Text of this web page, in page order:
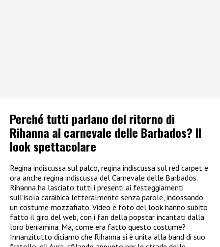
Perché tutti parlano del ritorno di
Rihanna al carnevale delle Barbados? Il
look spettacolare
Regina indiscussa sul palco, regina indiscussa sul red carpet e
ora anche regina indiscussa del Carnevale delle Barbados.
Rihanna ha lasciato tutti i presenti ai festeggiamenti
sull’isola caraibica letteralmente senza parole, indossando
un costume mozzafiato. Video e foto del look hanno subito
fatto il giro del web, con i fan della popstar incantati dalla
loro beniamina. Ma, come era fatto questo costume?
Innanzitutto diciamo che Rihanna si è unita alla band di suo